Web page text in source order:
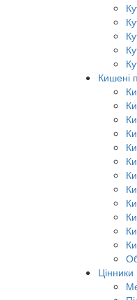
Кишені
Цінники